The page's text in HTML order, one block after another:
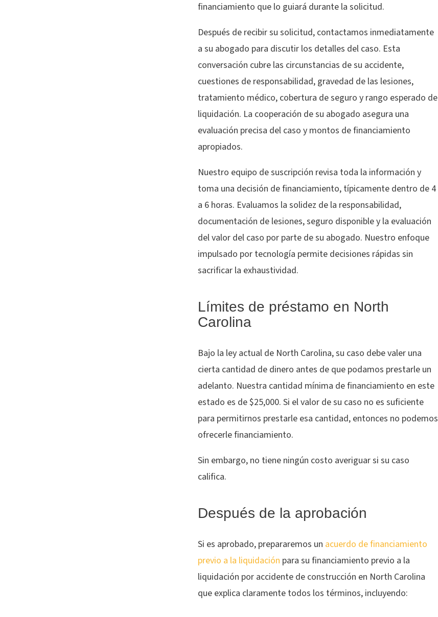
financiamiento que lo guiará durante la solicitud.
Después de recibir su solicitud, contactamos inmediatamente
a su abogado para discutir los detalles del caso. Esta
conversación cubre las circunstancias de su accidente,
cuestiones de responsabilidad, gravedad de las lesiones,
tratamiento médico, cobertura de seguro y rango esperado de
liquidación. La cooperación de su abogado asegura una
evaluación precisa del caso y montos de financiamiento
apropiados.
Nuestro equipo de suscripción revisa toda la información y
toma una decisión de financiamiento, típicamente dentro de 4
a 6 horas. Evaluamos la solidez de la responsabilidad,
documentación de lesiones, seguro disponible y la evaluación
del valor del caso por parte de su abogado. Nuestro enfoque
impulsado por tecnología permite decisiones rápidas sin
sacrificar la exhaustividad.
Límites de préstamo en North
Carolina
Bajo la ley actual de North Carolina, su caso debe valer una
cierta cantidad de dinero antes de que podamos prestarle un
adelanto. Nuestra cantidad mínima de financiamiento en este
estado es de $25,000. Si el valor de su caso no es suficiente
para permitirnos prestarle esa cantidad, entonces no podemos
ofrecerle financiamiento.
Sin embargo, no tiene ningún costo averiguar si su caso
califica.
Después de la aprobación
Si es aprobado, prepararemos un acuerdo de financiamiento
previo a la liquidación para su financiamiento previo a la
liquidación por accidente de construcción en North Carolina
que explica claramente todos los términos, incluyendo: